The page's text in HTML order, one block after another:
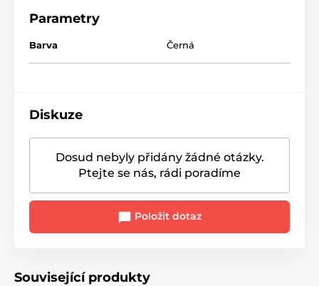
Parametry
Barva Černá
Diskuze
Dosud nebyly přidány žádné otázky.
Ptejte se nás, rádi poradíme
Položit dotaz
Související produkty